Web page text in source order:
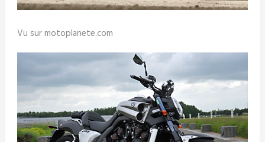
Vu sur motoplanete.com